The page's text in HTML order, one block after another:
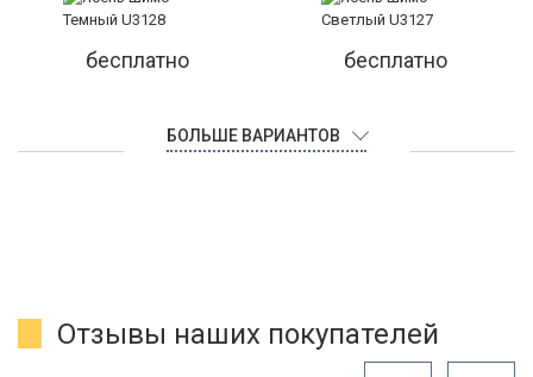
бесплатно бесплатно
БОЛЬШЕ ВАРИАНТОВ
Отзывы наших покупателей